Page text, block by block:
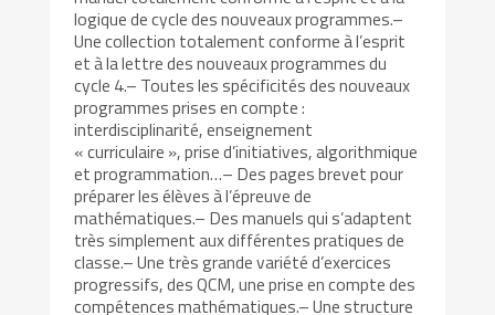
logique de cycle des nouveaux programmes.–
Une collection totalement conforme à l’esprit
et à la lettre des nouveaux programmes du
cycle 4.– Toutes les spécificités des nouveaux
programmes prises en compte :
interdisciplinarité, enseignement
« curriculaire », prise d’initiatives, algorithmique
et programmation…– Des pages brevet pour
préparer les élèves à l’épreuve de
mathématiques.– Des manuels qui s’adaptent
très simplement aux différentes pratiques de
classe.– Une très grande variété d’exercices
progressifs, des QCM, une prise en compte des
compétences mathématiques.– Une structure